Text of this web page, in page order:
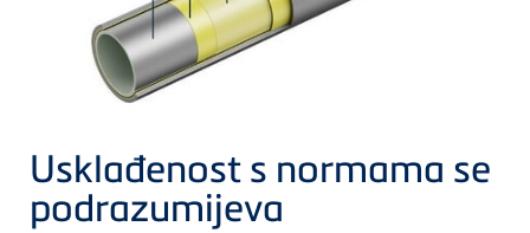
Usklađenost s normama se
podrazumijeva